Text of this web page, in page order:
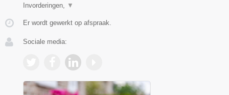
Invorderingen,
▼
Er wordt gewerkt op afspraak.
Sociale media: